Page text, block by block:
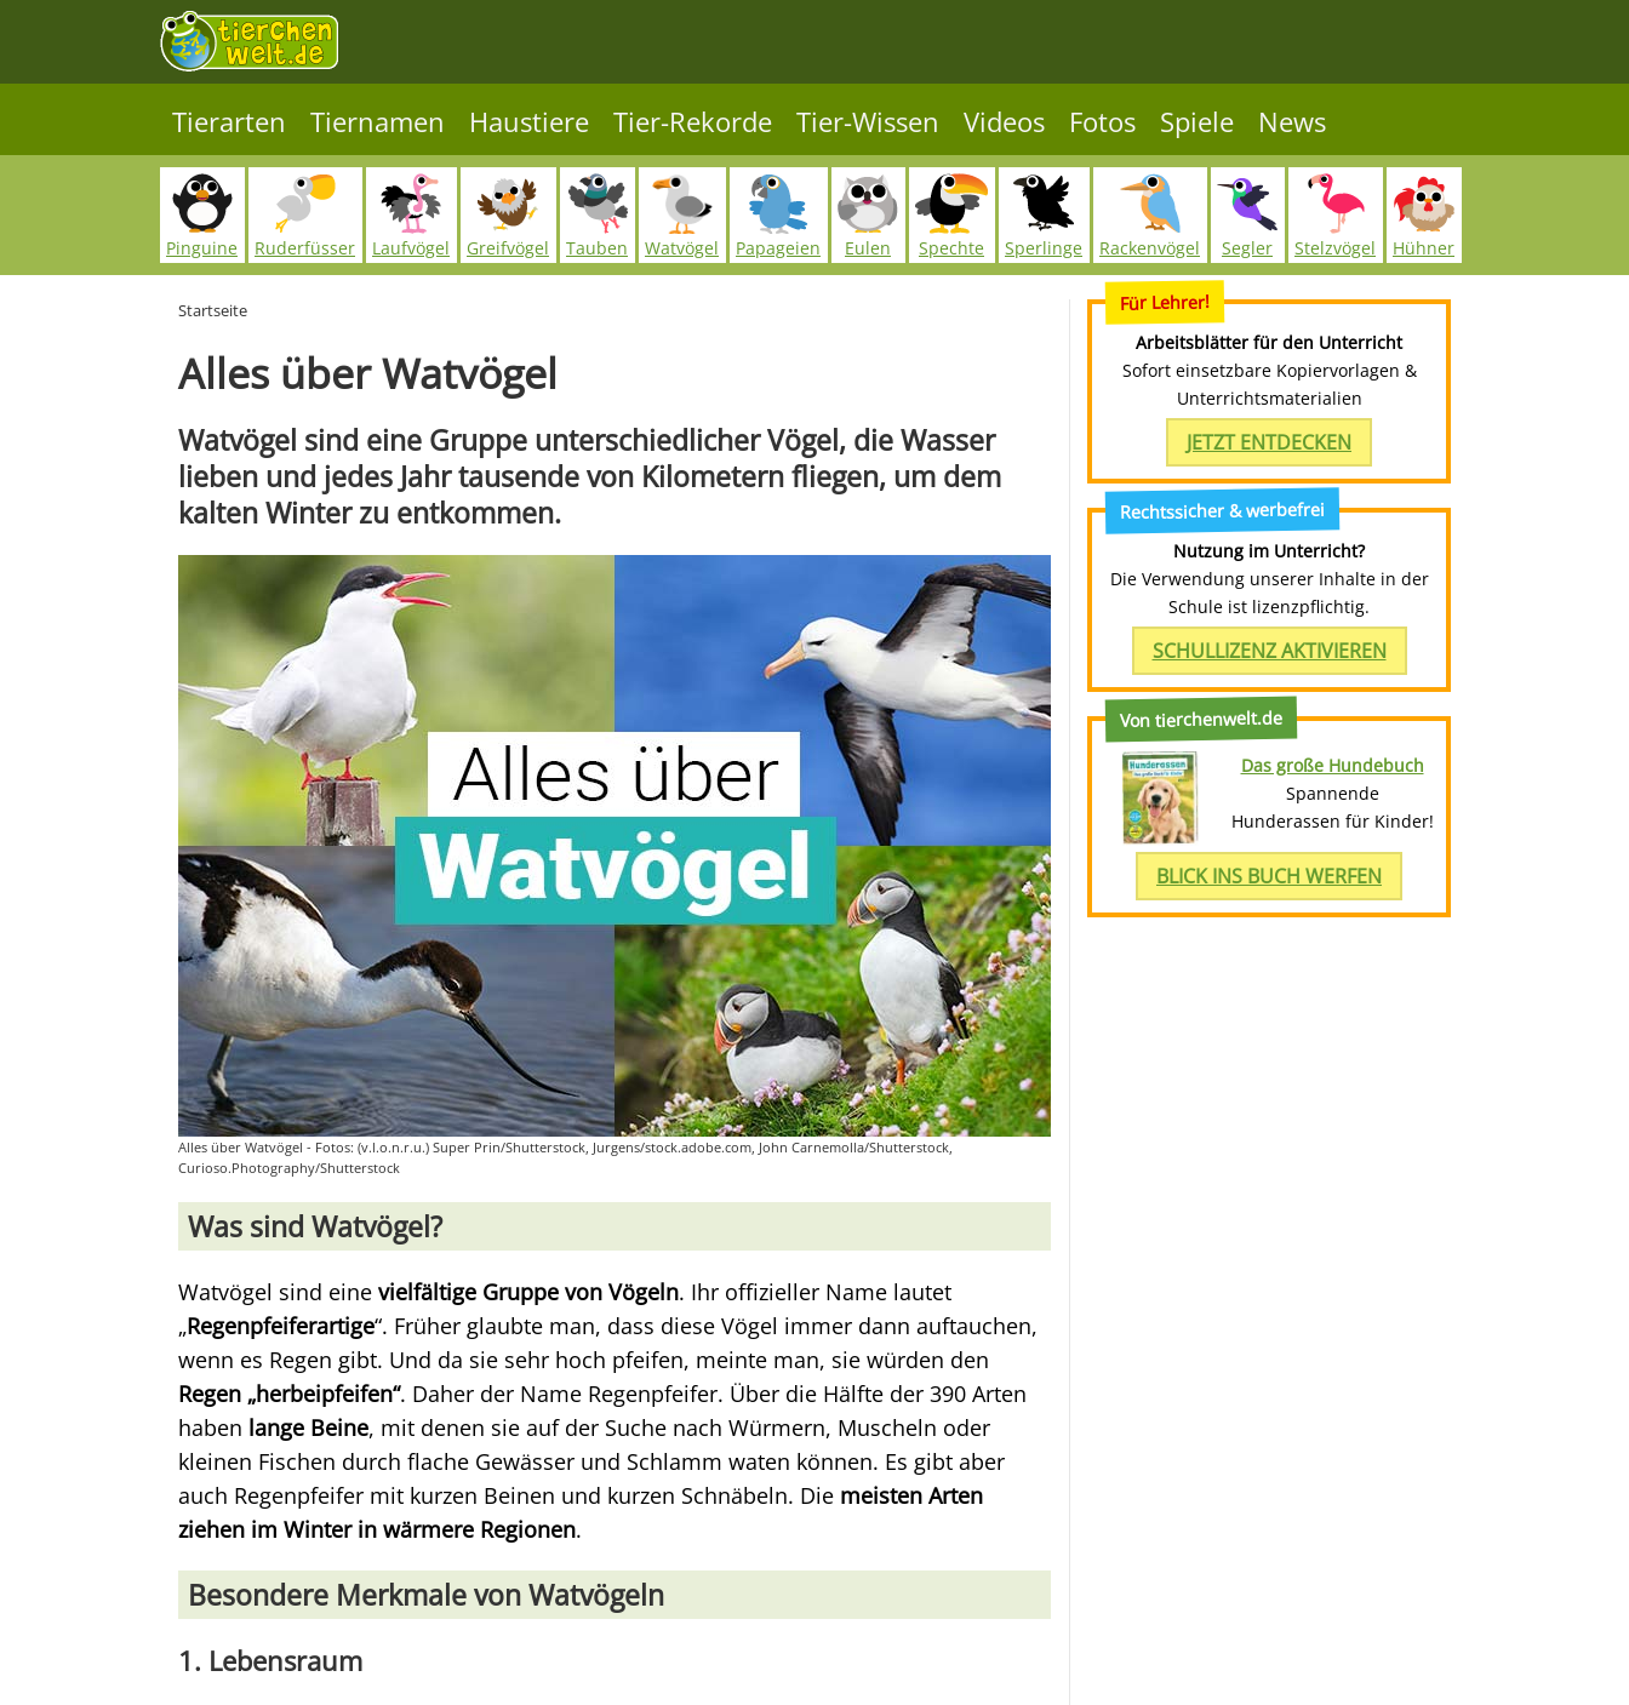
Tierarten Tiernamen Haustiere Tier-Rekorde Tier-Wissen Videos Fotos Spiele News
Pinguine Ruderfüsser Laufvögel Greifvögel Tauben Watvögel Papageien Eulen Spechte Sperlinge Rackenvögel Segler Stelzvögel Hühner
Startseite
Alles über Watvögel
Watvögel sind eine Gruppe unterschiedlicher Vögel, die Wasser
lieben und jedes Jahr tausende von Kilometern fliegen, um dem
kalten Winter zu entkommen.
Alles über Watvögel - Fotos: (v.l.o.n.r.u.) Super Prin/Shutterstock, Jurgens/stock.adobe.com, John Carnemolla/Shutterstock,
Curioso.Photography/Shutterstock
Was sind Watvögel?
Watvögel sind eine vielfältige Gruppe von Vögeln. Ihr offizieller Name lautet
„Regenpfeiferartige“. Früher glaubte man, dass diese Vögel immer dann auftauchen,
wenn es Regen gibt. Und da sie sehr hoch pfeifen, meinte man, sie würden den
Regen „herbeipfeifen“. Daher der Name Regenpfeifer. Über die Hälfte der 390 Arten
haben lange Beine, mit denen sie auf der Suche nach Würmern, Muscheln oder
kleinen Fischen durch flache Gewässer und Schlamm waten können. Es gibt aber
auch Regenpfeifer mit kurzen Beinen und kurzen Schnäbeln. Die meisten Arten
ziehen im Winter in wärmere Regionen.
Besondere Merkmale von Watvögeln
1. Lebensraum
Für Lehrer!
Arbeitsblätter für den Unterricht
Sofort einsetzbare Kopiervorlagen &
Unterrichtsmaterialien
JETZT ENTDECKEN
Rechtssicher & werbefrei
Nutzung im Unterricht?
Die Verwendung unserer Inhalte in der
Schule ist lizenzpflichtig.
SCHULLIZENZ AKTIVIEREN
Von tierchenwelt.de
Das große Hundebuch
Spannende
Hunderassen für Kinder!
BLICK INS BUCH WERFEN